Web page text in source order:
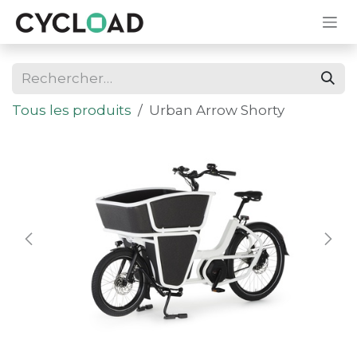
Se rendre au contenu
Tous les produits Urban Arrow Shorty